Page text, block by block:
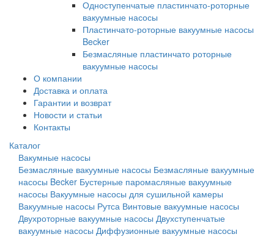
Одноступенчатые пластинчато-роторные
вакуумные насосы
Пластинчато-роторные вакуумные насосы
Becker
Безмасляные пластинчато роторные
вакуумные насосы
О компании
Доставка и оплата
Гарантии и возврат
Новости и статьи
Контакты
Каталог
Вакумные насосы
Безмасляные вакуумные насосы Безмасляные вакуумные
насосы Becker Бустерные паромасляные вакуумные
насосы Вакуумные насосы для сушильной камеры
Вакуумные насосы Рутса Винтовые вакуумные насосы
Двухроторные вакуумные насосы Двухступенчатые
вакуумные насосы Диффузионные вакуумные насосы